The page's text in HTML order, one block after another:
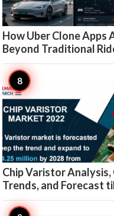
How Uber Clone Apps
Beyond Traditional
Chip Varistor
Trends, and Forecast